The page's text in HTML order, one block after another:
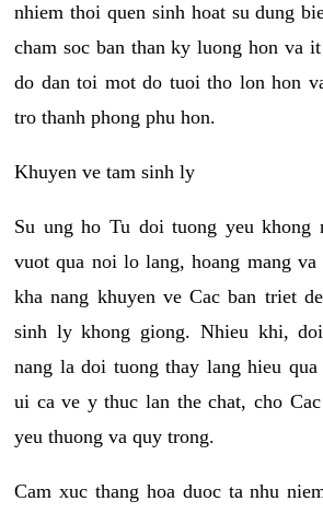
nhiem thoi quen sinh hoat su dung
cham soc ban than ky luong hon va
do dan toi mot do tuoi tho lon hon
tro thanh phong phu hon.
Khuyen ve tam sinh ly
Su ung ho Tu doi tuong yeu khong
vuot qua noi lo lang, hoang mang
kha nang khuyen ve Cac ban triet
sinh ly khong giong. Nhieu khi,
nang la doi tuong thay lang hieu
ui ca ve y thuc lan the chat, cho
yeu thuong va quy trong.
Cam xuc thang hoa duoc ta nhu